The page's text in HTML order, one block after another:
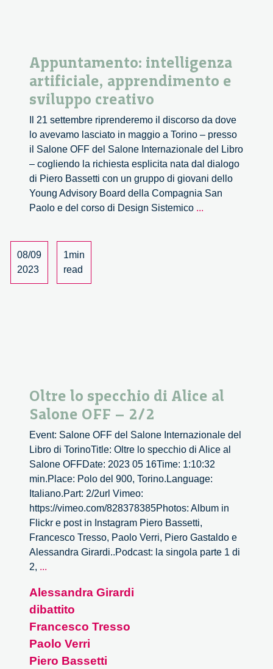
Appuntamento: intelligenza
artificiale, apprendimento e
sviluppo creativo
Il 21 settembre riprenderemo il discorso da dove
lo avevamo lasciato in maggio a Torino – presso
il Salone OFF del Salone Internazionale del Libro
– cogliendo la richiesta esplicita nata dal dialogo
di Piero Bassetti con un gruppo di giovani dello
Young Advisory Board della Compagnia San
Paolo e del corso di Design Sistemico ...
08/09
2023
1min
read
Oltre lo specchio di Alice al
Salone OFF – 2/2
Event: Salone OFF del Salone Internazionale del
Libro di TorinoTitle: Oltre lo specchio di Alice al
Salone OFFDate: 2023 05 16Time: 1:10:32
min.Place: Polo del 900, Torino.Language:
Italiano.Part: 2/2url Vimeo:
https://vimeo.com/828378385Photos: Album in
Flickr e post in Instagram Piero Bassetti,
Francesco Tresso, Paolo Verri, Piero Gastaldo e
Alessandra Girardi..Podcast: la singola parte 1 di
2, ...
specchio
di
Alice
al
Alessandra Girardi
dibattito
Francesco Tresso
Paolo Verri
Piero Bassetti